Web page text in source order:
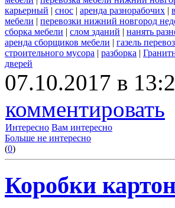
карьерный | снос | аренда разнорабочих |
мебели | перевозки нижний новгород
сборка мебели | слом зданий | нанять
аренда сборщиков мебели | газель
строительного мусора | разборка |
дверей
07.10.2017 в
комментировать
Интересно Вам интересно
Больше не интересно
(0)
Коробки